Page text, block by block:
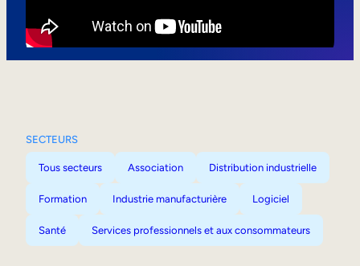
SECTEURS
Tous secteurs Association Distribution industrielle
Formation Industrie manufacturière Logiciel
Santé Services professionnels et aux consommateurs